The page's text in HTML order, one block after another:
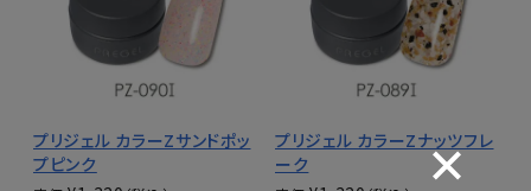
プリジェル カラーZサンドポッ
プピンク
プリジェル カラーZナッツフレ
ーク